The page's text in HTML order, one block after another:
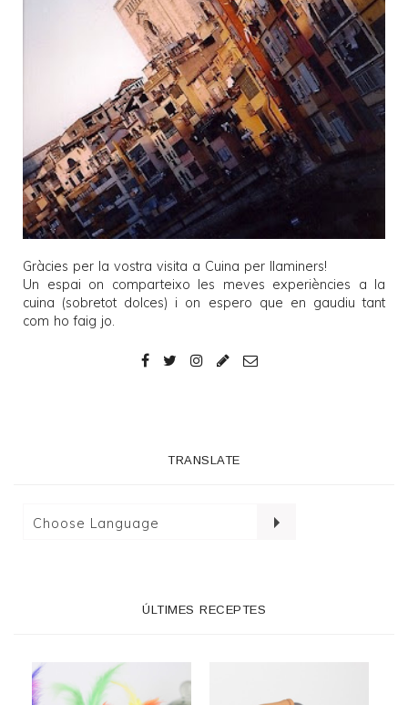
Gràcies per la vostra visita a Cuina per llaminers!
Un espai on comparteixo les meves experiències a la
cuina (sobretot dolces) i on espero que en gaudiu tant
com ho faig jo.
TRANSLATE
ÚLTIMES RECEPTES